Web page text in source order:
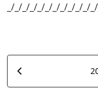
_/_/_/_/_/_/_/_/_/_/_/